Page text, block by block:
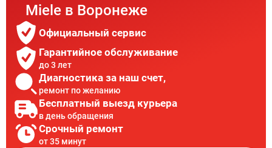
Miele в Воронеже
Официальный сервис
Гарантийное обслуживание
до 3 лет
Диагностика за наш счет,
ремонт по желанию
Бесплатный выезд курьера
в день обращения
Срочный ремонт
от 35 минут